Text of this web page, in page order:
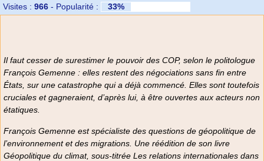
Visites : 966 - Popularité : 33%
Il faut cesser de surestimer le pouvoir des COP, selon le politologue
François Gemenne : elles restent des négociations sans fin entre
États, sur une catastrophe qui a déjà commencé. Elles sont toutefois
cruciales et gagneraient, d’après lui, à être ouvertes aux acteurs non
étatiques.
François Gemenne est spécialiste des questions de géopolitique de
l’environnement et des migrations. Une réédition de son livre
Géopolitique du climat, sous-titrée Les relations internationales dans